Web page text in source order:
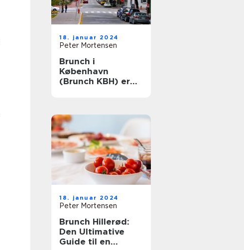
18. januar 2024
Peter Mortensen
Brunch i
København
(Brunch KBH) er
mennesker i
hovedstaden
18. januar 2024
Peter Mortensen
Brunch Hillerød:
Den Ultimative
Guide til en